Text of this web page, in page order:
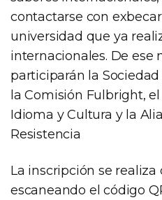
contactarse con
universidad que ya
internacionales. De
participarán la
la Comisión Fulbright,
Idioma y Cultura y la
Resistencia
La inscripción se realiza
escaneando el código